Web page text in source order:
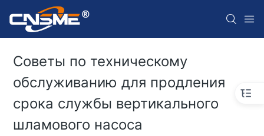
Советы по техническому
обслуживанию для продления
срока службы вертикального
шламового насоса